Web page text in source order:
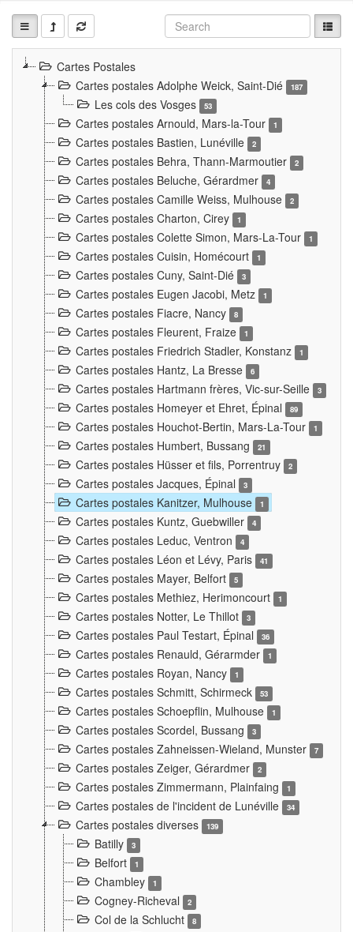
Cartes Postales
Cartes postales Adolphe Weick, Saint-Dié
187
Les cols des Vosges 53
Cartes postales Arnould, Mars-la-Tour 1
Cartes postales Bastien, Lunéville 2
Cartes postales Behra, Thann-Marmoutier 2
Cartes postales Beluche, Gérardmer 4
Cartes postales Camille Weiss, Mulhouse 2
Cartes postales Charton, Cirey 1
Cartes postales Colette Simon, Mars-La-Tour 1
Cartes postales Cuisin, Homécourt 1
Cartes postales Cuny, Saint-Dié 3
Cartes postales Eugen Jacobi, Metz 1
Cartes postales Fiacre, Nancy 8
Cartes postales Fleurent, Fraize 1
Cartes postales Friedrich Stadler, Konstanz 1
Cartes postales Hantz, La Bresse 6
Cartes postales Hartmann frères, Vic-sur-Seille 3
Cartes postales Homeyer et Ehret, Épinal 89
Cartes postales Houchot-Bertin, Mars-La-Tour 1
Cartes postales Humbert, Bussang 21
Cartes postales Hüsser et fils, Porrentruy 2
Cartes postales Jacques, Épinal 3
Cartes postales Kanitzer, Mulhouse 1
Cartes postales Kuntz, Guebwiller 4
Cartes postales Leduc, Ventron 4
Cartes postales Léon et Lévy, Paris 41
Cartes postales Mayer, Belfort 5
Cartes postales Methiez, Herimoncourt 1
Cartes postales Notter, Le Thillot 3
Cartes postales Paul Testart, Épinal 36
Cartes postales Renauld, Gérarmder 1
Cartes postales Royan, Nancy 1
Cartes postales Schmitt, Schirmeck 53
Cartes postales Schoepflin, Mulhouse 1
Cartes postales Scordel, Bussang 3
Cartes postales Zahneissen-Wieland, Munster 7
Cartes postales Zeiger, Gérardmer 2
Cartes postales Zimmermann, Plainfaing 1
Cartes postales de l'incident de Lunéville 34
Cartes postales diverses 139
Batilly 3
Belfort 1
Chambley 1
Cogney-Richeval 2
Col de la Schlucht 8